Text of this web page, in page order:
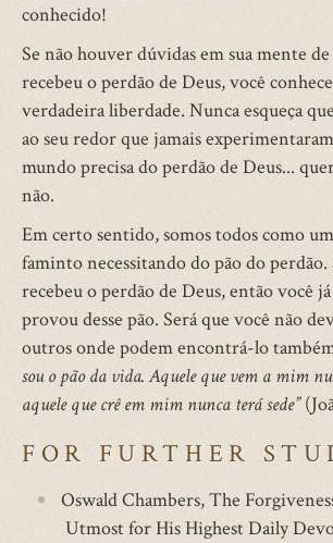
conhecido!
Se não houver dúvidas em sua mente
recebeu o perdão de Deus, você conhece
verdadeira liberdade. Nunca esqueça
ao seu redor que jamais
mundo precisa do perdão de Deus...
não.
Em certo sentido, somos todos como
faminto necessitando do pão do perdão.
recebeu o perdão de Deus, então você
provou desse pão. Será que você não
outros onde podem encontrá-lo
sou o pão da vida. Aquele que vem a mim
aquele que crê em mim nunca terá sede”
FOR FURTHER
Oswald Chambers, The
Utmost for His Highest Daily